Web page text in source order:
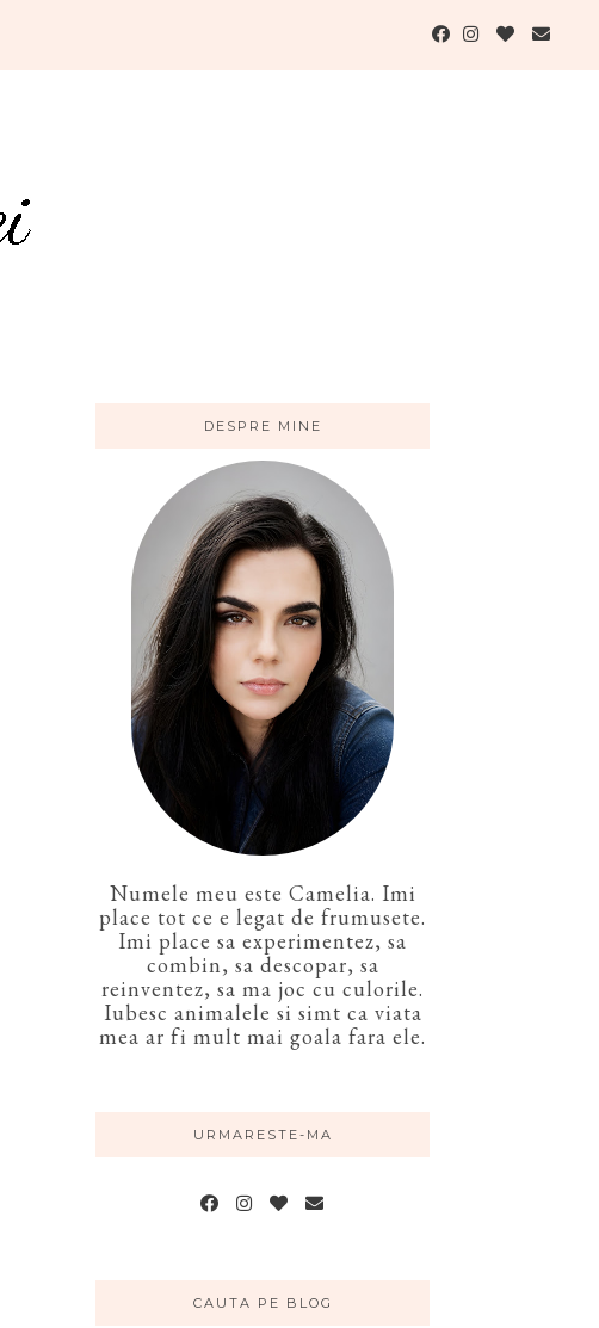
DESPRE MINE
Numele meu este Camelia. Imi
place tot ce e legat de frumusete.
Imi place sa experimentez, sa
combin, sa descopar, sa
reinventez, sa ma joc cu culorile.
Iubesc animalele si simt ca viata
mea ar fi mult mai goala fara ele.
URMARESTE-MA
CAUTA PE BLOG